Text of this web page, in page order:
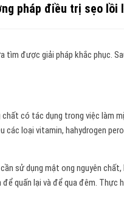
pháp điều trị sẹo lồi
tìm được giải pháp khắc phục.
có tác dụng trong việc làm
loại vitamin, hahydrogen
sử dụng mật ong nguyên
quấn lại và để qua đêm. Thực